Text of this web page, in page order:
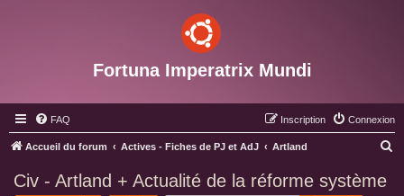
Fortuna Imperatrix Mundi
FAQ Connexion
Inscription
Accueil du forum Actives - Fiches de PJ et AdJ Artland
Civ - Artland + Actualité de la réforme système